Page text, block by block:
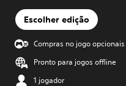
Escolher edição
Compras no jogo opcionais
Pronto para jogos offline
1 jogador